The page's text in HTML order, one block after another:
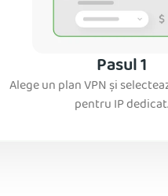
Pasul 1
Alege un plan VPN și
pentru IP dedicat.